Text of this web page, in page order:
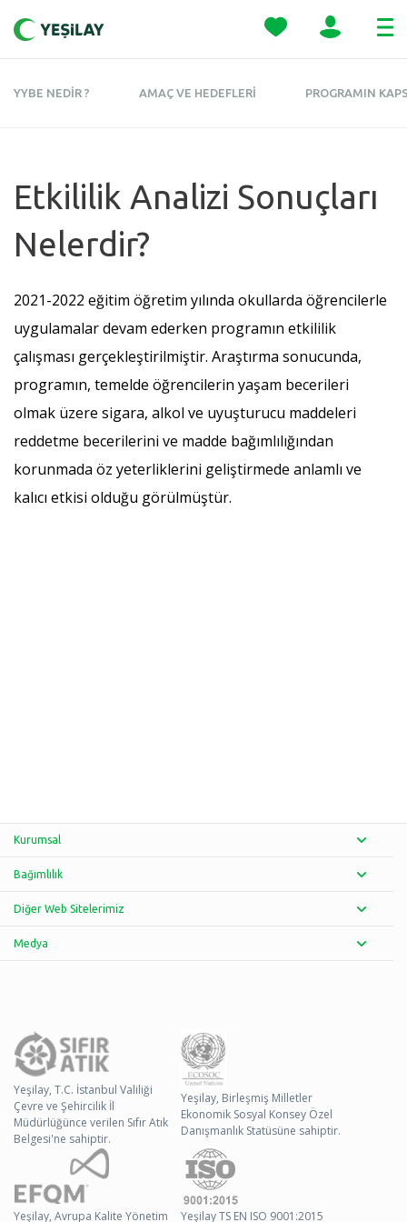
YYBE NEDİR ? AMAÇ VE HEDEFLERİ PROGRAMIN
Etkililik Analizi Sonuçları
Nelerdir?
2021-2022 eğitim öğretim yılında okullarda öğrencilerle
uygulamalar devam ederken programın etkililik
çalışması gerçekleştirilmiştir. Araştırma sonucunda,
programın, temelde öğrencilerin yaşam becerileri
olmak üzere sigara, alkol ve uyuşturucu maddeleri
reddetme becerilerini ve madde bağımlılığından
korunmada öz yeterliklerini geliştirmede anlamlı ve
kalıcı etkisi olduğu görülmüştür.
Kurumsal
Bağımlılık
Diğer Web Sitelerimiz
Medya
Yeşilay, T.C. İstanbul Valiliği
Çevre ve Şehircilik İl
Müdürlüğünce verilen Sıfır Atık
Belgesi'ne sahiptir.
Yeşilay, Birleşmiş Milletler
Ekonomik Sosyal Konsey Özel
Danışmanlık Statüsüne sahiptir.
Yeşilay, Avrupa Kalite Yönetim Yeşilay TS EN ISO 9001:2015